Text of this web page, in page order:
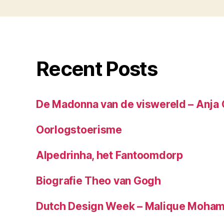
Recent Posts
De Madonna van de viswereld – Anja
Oorlogstoerisme
Alpedrinha, het Fantoomdorp
Biografie Theo van Gogh
Dutch Design Week – Malique